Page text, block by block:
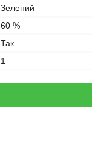
Зелений
60 %
Так
1